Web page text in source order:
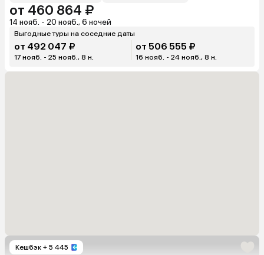
от 460 864 ₽
14 нояб. - 20 нояб., 6 ночей
Выгодные туры на соседние даты
от 492 047 ₽
17 нояб. - 25 нояб., 8 н.
от 506 555 ₽
16 нояб. - 24 нояб., 8 н.
Кешбэк + 5 445